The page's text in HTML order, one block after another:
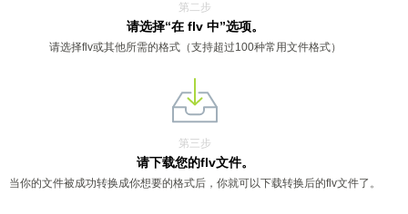
第二步
请选择“在 flv 中”选项。
请选择flv或其他所需的格式（支持超过100种常用文件格式）
第三步
请下载您的flv文件。
当你的文件被成功转换成你想要的格式后，你就可以下载转换后的flv文件了。